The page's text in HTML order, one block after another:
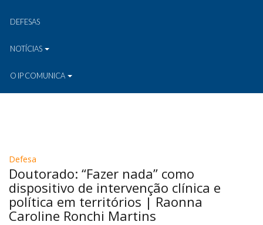
DEFESAS
NOTÍCIAS
O IP COMUNICA
Defesa
Doutorado: “Fazer nada” como
dispositivo de intervenção clínica e
política em territórios | Raonna
Caroline Ronchi Martins